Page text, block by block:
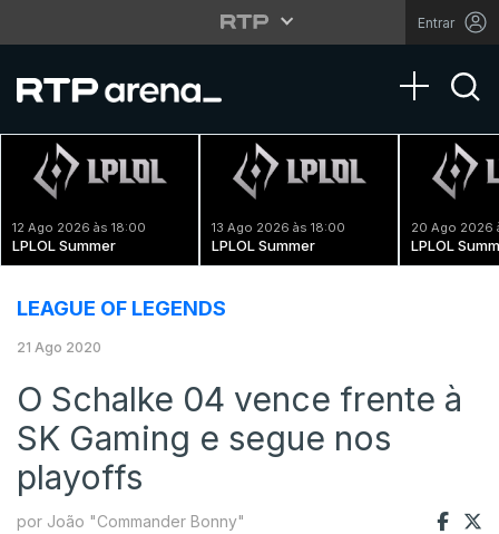
Entrar
Toggle
12 Ago 2026 às 18:00
LPLOL Summer
13 Ago 2026 às 18:00
LPLOL Summer
20 Ago 2026
LPLOL
LEAGUE OF LEGENDS
21 Ago 2020
O Schalke 04 vence frente à
SK Gaming e segue nos
playoffs
por João "Commander Bonny"